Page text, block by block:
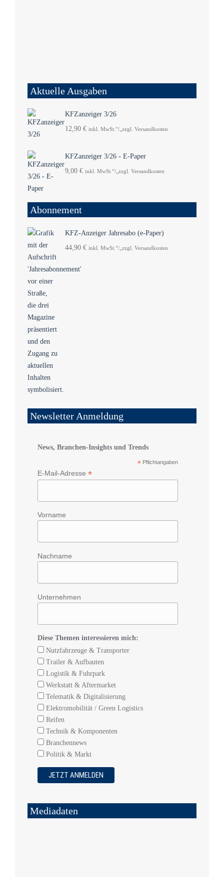
Aktuelle Ausgaben
KFZanzeiger 3/26
12,90 € inkl. MwSt.“/„zzgl. Versandkosten
KFZanzeiger 3/26 - E-Paper
9,00 € inkl. MwSt.“/„zzgl. Versandkosten
Abonnement
KFZ-Anzeiger Jahresabo (e-Paper)
44,90 € inkl. MwSt.“/„zzgl. Versandkosten
Newsletter Anmeldung
News, Branchen-Insights und Trends
* Pflichtangaben
E-Mail-Adresse *
Vorname
Nachname
Unternehmen
Diese Themen interessieren mich:
Nutzfahrzeuge & Transporter
Trailer & Aufbauten
Logistik & Fuhrpark
Werkstatt & Aftermarket
Telematik & Digitalisierung
Elektromobilität / Green Logistics
Reifen
Technik & Komponenten
Branchennews
Politik & Markt
Mediadaten